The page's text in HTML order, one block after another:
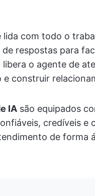
com todo o
respostas para
o agente de
construir
IA são equipados
credíveis e
de forma